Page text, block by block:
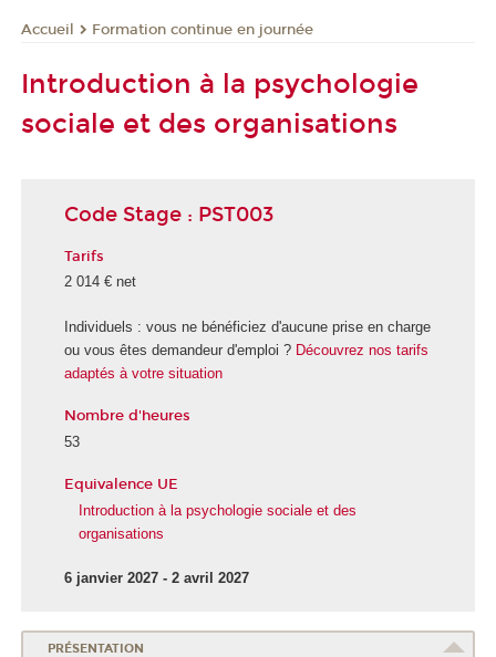
Accueil Formation continue en journée
Introduction à la psychologie
sociale et des organisations
Code Stage : PST003
Tarifs
2 014 € net
Individuels : vous ne bénéficiez d'aucune prise en charge
ou vous êtes demandeur d'emploi ? Découvrez nos tarifs
adaptés à votre situation
Nombre d'heures
53
Equivalence UE
Introduction à la psychologie sociale et des
organisations
6 janvier 2027 - 2 avril 2027
PRÉSENTATION